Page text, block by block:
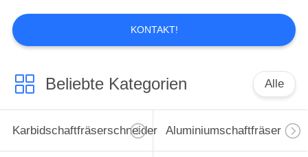
KONTAKT!
Beliebte Kategorien Alle
Karbidschaftfräserschneider Aluminiumschaftfräser